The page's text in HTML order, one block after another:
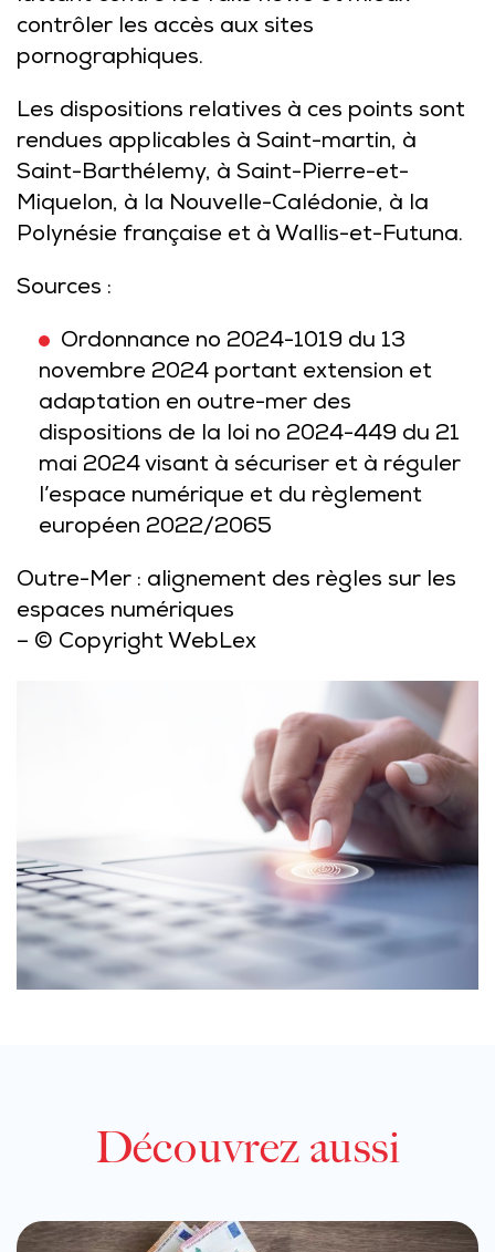
contrôler les accès aux sites
pornographiques.
Les dispositions relatives à ces points sont
rendues applicables à Saint-martin, à
Saint-Barthélemy, à Saint-Pierre-et-
Miquelon, à la Nouvelle-Calédonie, à la
Polynésie française et à Wallis-et-Futuna.
Sources :
Ordonnance no 2024-1019 du 13
novembre 2024 portant extension et
adaptation en outre-mer des
dispositions de la loi no 2024-449 du 21
mai 2024 visant à sécuriser et à réguler
l’espace numérique et du règlement
européen 2022/2065
Outre-Mer : alignement des règles sur les
espaces numériques
– © Copyright WebLex
Découvrez aussi